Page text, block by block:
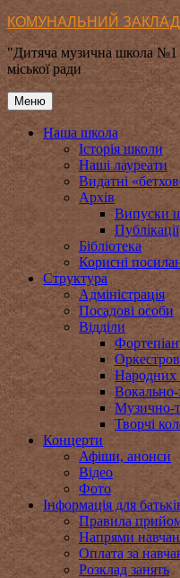
Перейти
до
вмісту
КОМУНАЛЬНИЙ ЗАКЛАД
"Дитяча музична школа №1
міської ради
Меню
Наша школа
Історія школи
Наші лауреати
Видатні
Архів
Випуски
Публікації
Бібліотека
Корисні
Структура
Адміністрація
Посадові особи
Відділи
Народних
Музично-
Творчі
Концерти
Афіши, анонси
Відео
Фото
Інформація для
Правила
Напрями
Оплата за
Розклад занять